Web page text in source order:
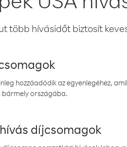
több hívásidőt biztosít
hozzáadódik az egyenlegéhez,
bármely országába.
díjcsomagok